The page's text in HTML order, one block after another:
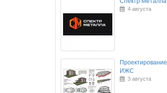
4 августа
Проектирование
ИЖС
3 августа